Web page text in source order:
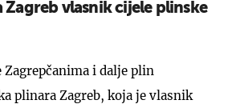
Zagreb vlasnik cijele plinske
Zagrepčanima i dalje plin
plinara Zagreb, koja je vlasnik